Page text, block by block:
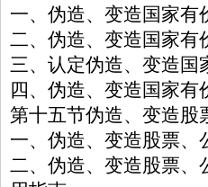
一、伪造、变造国家有
二、伪造、变造国家有
三、认定伪造、变造国
四、伪造、变造国家有
第十五节伪造、变造股
一、伪造、变造股票、
二、伪造、变造股票、